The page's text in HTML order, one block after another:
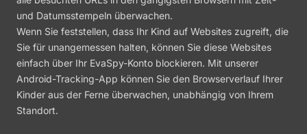
und Datumsstempeln überwachen.
Wenn Sie feststellen, dass Ihr Kind auf Websites zugreift, die
Sie für unangemessen halten, können Sie diese Websites
einfach über Ihr EvaSpy-Konto blockieren. Mit unserer
Android-Tracking-App können Sie den Browserverlauf Ihrer
Kinder aus der Ferne überwachen, unabhängig von Ihrem
Standort.